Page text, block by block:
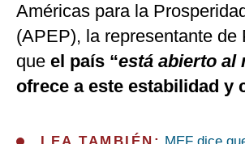
Américas para la
(APEP), la representante de
que el país “está abierto al
ofrece a este estabilidad y